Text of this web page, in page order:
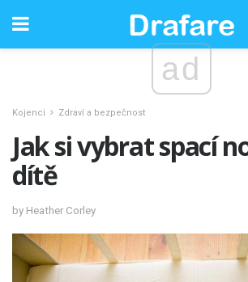
ad
Kojenci Zdraví a bezpečnost
Jak si vybrat spací
dítě
by Heather Corley